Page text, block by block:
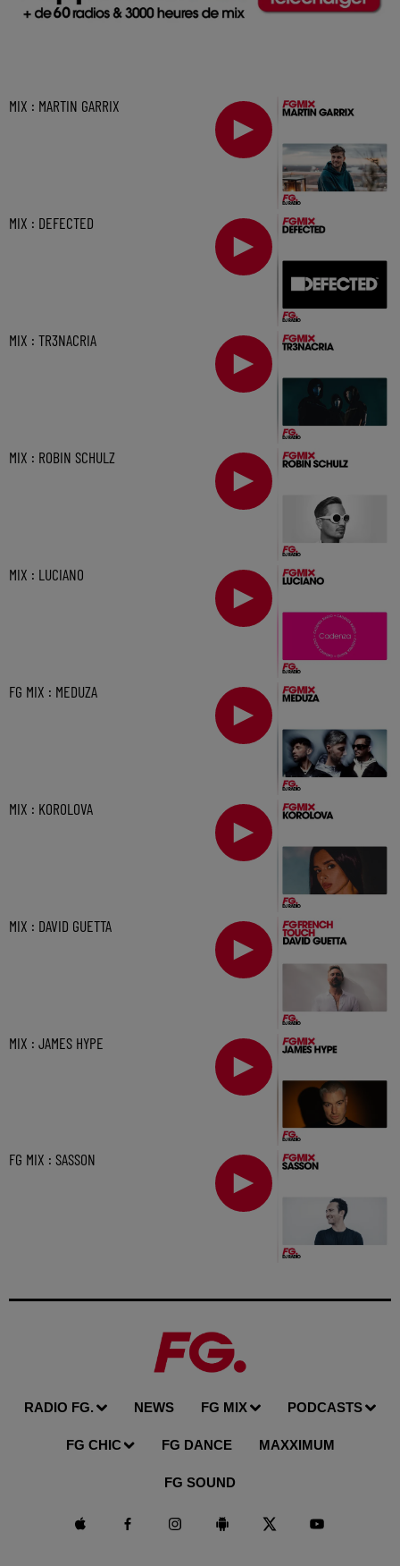
MIX : MARTIN GARRIX
MIX : DEFECTED
MIX : TR3NACRIA
MIX : ROBIN SCHULZ
MIX : LUCIANO
FG MIX : MEDUZA
MIX : KOROLOVA
MIX : DAVID GUETTA
MIX : JAMES HYPE
FG MIX : SASSON
RADIO FG. NEWS FG MIX PODCASTS
FG CHIC FG DANCE MAXXIMUM
FG SOUND